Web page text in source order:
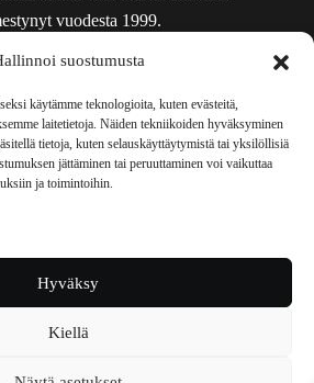
suostumusta
käytämme teknologioita, kuten evästeitä,
laitetietoja. Näiden tekniikoiden hyväksyminen
tietoja, kuten selauskäyttäytymistä tai yksilöllisiä
jättäminen tai peruuttaminen voi vaikuttaa
ja toimintoihin.
Hyväksy
Kiellä
vuodesta 1999.